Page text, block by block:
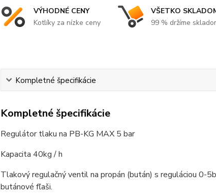
VÝHODNÉ CENY
Kotlíky za nízke ceny
VŠETKO
99 % držíme
Kompletné špecifikácie
Kompletné špecifikácie
Regulátor tlaku na PB-KG MAX 5 bar
Kapacita 40kg / h
Tlakový regulačný ventil na propán (bután) s reguláciou 0-
butánové fľaši.